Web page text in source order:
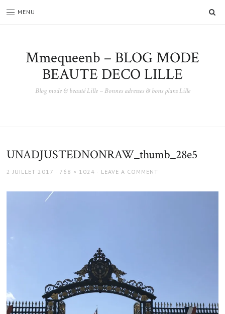
MENU
Mmequeenb – BLOG MODE
BEAUTE DECO LILLE
Blog mode & beauté Lille – Bonnes adresses & bons plans Lille
UNADJUSTEDNONRAW_thumb_28e5
POSTED
2 JUILLET 2017
FULL
768 × 1024 LEAVE A COMMENT